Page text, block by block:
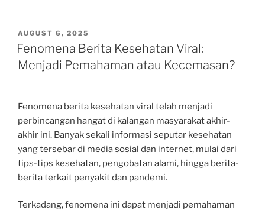
POSTED
ON
AUGUST 6, 2025
Fenomena Berita Kesehatan Viral:
Menjadi Pemahaman atau Kecemasan?
Fenomena berita kesehatan viral telah menjadi
perbincangan hangat di kalangan masyarakat akhir-
akhir ini. Banyak sekali informasi seputar kesehatan
yang tersebar di media sosial dan internet, mulai dari
tips-tips kesehatan, pengobatan alami, hingga berita-
berita terkait penyakit dan pandemi.
Terkadang, fenomena ini dapat menjadi pemahaman